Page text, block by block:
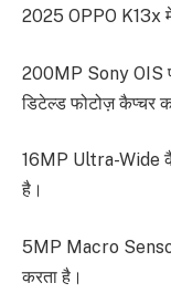
2025 OPPO K13x
200MP Sony OIS
डिटेल्ड फोटोज़ कैप्चर
16MP Ultra-Wide
है।
5MP Macro
करता है।